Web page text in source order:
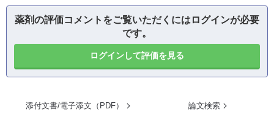
薬剤の評価コメントをご覧いただくにはログインが必要
です。
ログインして評価を見る
添付文書/電子添文（PDF） 論文検索